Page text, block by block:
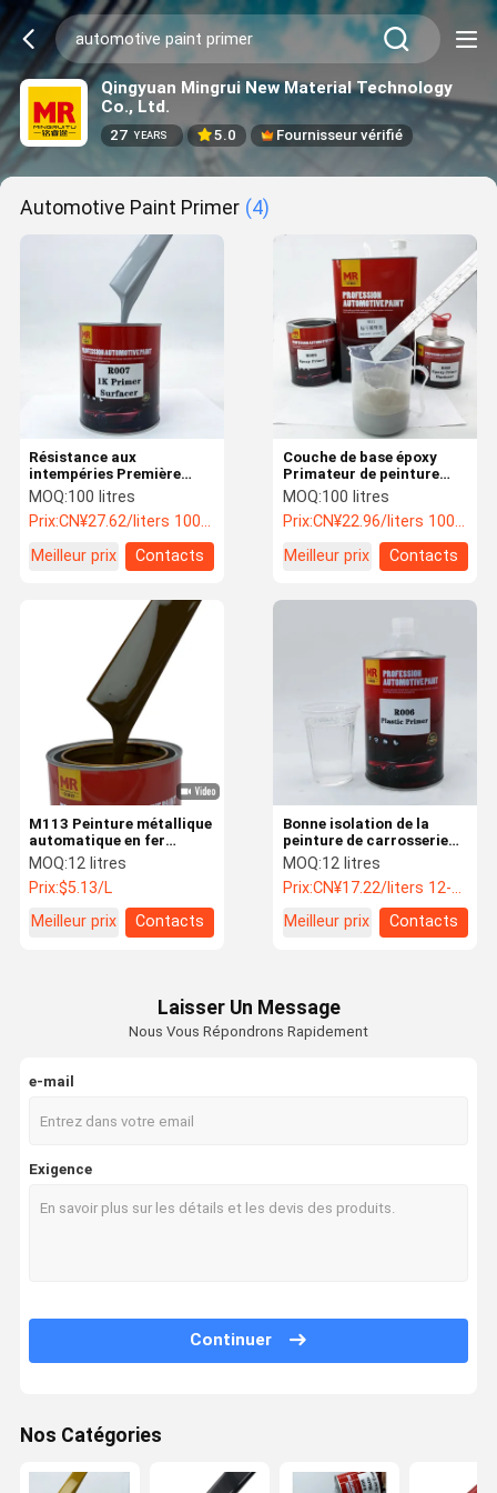
Qingyuan Mingrui New Material Technology
Co., Ltd.
27 YEARS 5.0 Fournisseur vérifié
Automotive Paint Primer (4)
Résistance aux
intempéries Première
peinture automobile 1K
Première acrylique
Service OEM&ODM
MOQ:100 litres
Prix:CN¥27.62/liters 100-999 liters
Meilleur prix
Contacts
Couche de base époxy
Primateur de peinture
automobile Primateur
automobile 2k Résistance
aux intempéries
MOQ:100 litres
Prix:CN¥22.96/liters 100-999 liters
Meilleur prix
Contacts
M113 Peinture métallique
automatique en fer
transparent jaune 1K
MOQ:12 litres
Prix:$5.13/L
Meilleur prix
Contacts
Bonne isolation de la
peinture de carrosserie
en plastique en
polyuréthane
MOQ:12 litres
Prix:CN¥17.22/liters 12-119 liters
Meilleur prix
Contacts
Laisser Un Message
Nous Vous Répondrons Rapidement
e-mail
Exigence
Continuer
Nos Catégories